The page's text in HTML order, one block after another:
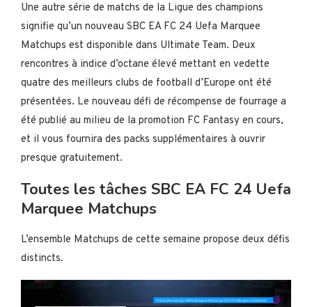
Une autre série de matchs de la Ligue des champions
signifie qu’un nouveau SBC EA FC 24 Uefa Marquee
Matchups est disponible dans Ultimate Team. Deux
rencontres à indice d’octane élevé mettant en vedette
quatre des meilleurs clubs de football d’Europe ont été
présentées. Le nouveau défi de récompense de fourrage a
été publié au milieu de la promotion FC Fantasy en cours,
et il vous fournira des packs supplémentaires à ouvrir
presque gratuitement.
Toutes les tâches SBC EA FC 24 Uefa
Marquee Matchups
L’ensemble Matchups de cette semaine propose deux défis
distincts.